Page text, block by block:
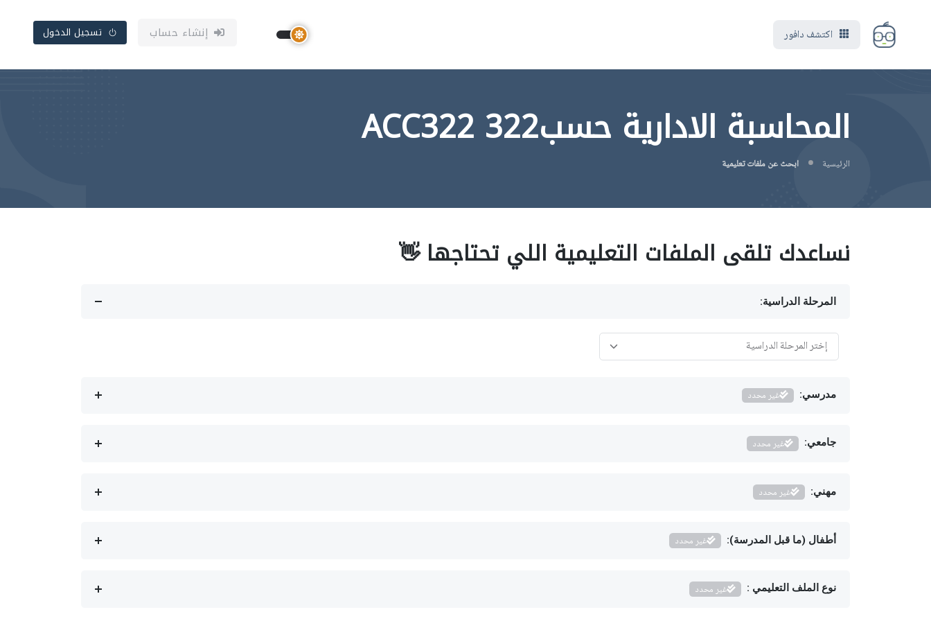
اكتشف دافور إنشاء حساب تسجيل الدخول
المحاسبة الادارية حسب322 ACC322
الرئيسية ابحث عن ملفات تعليمية
نساعدك تلقى الملفات التعليمية اللي تحتاجها 👋
المرحلة الدراسية:
مدرسي: غير محدد
جامعي: غير محدد
مهني: غير محدد
أطفال (ما قبل المدرسة): غير محدد
نوع الملف التعليمي : غير محدد